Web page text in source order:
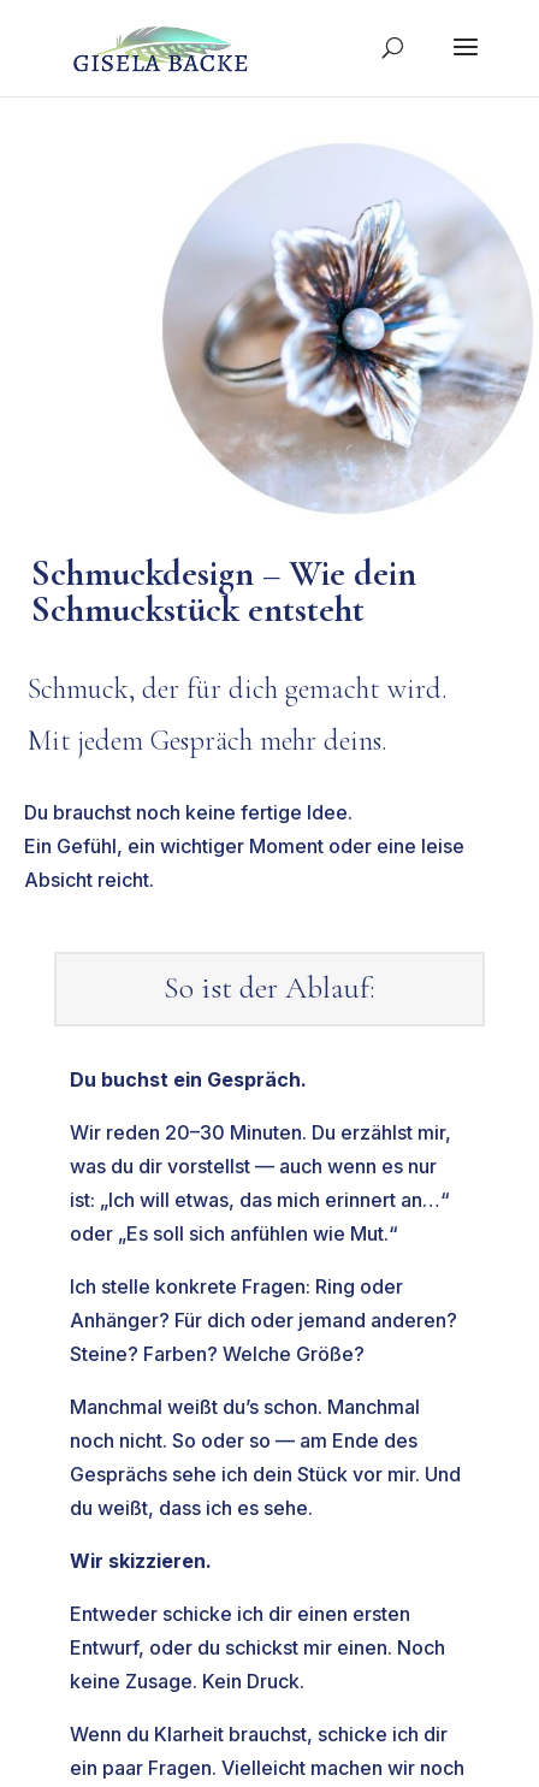
Schmuckdesign – Wie dein
Schmuckstück entsteht
Schmuck, der für dich gemacht wird.
Mit jedem Gespräch mehr deins.
Du brauchst noch keine fertige Idee.
Ein Gefühl, ein wichtiger Moment oder eine leise
Absicht reicht.
So ist der Ablauf:
Du buchst ein Gespräch.
Wir reden 20–30 Minuten. Du erzählst mir,
was du dir vorstellst — auch wenn es nur
ist: „Ich will etwas, das mich erinnert an…“
oder „Es soll sich anfühlen wie Mut.“
Ich stelle konkrete Fragen: Ring oder
Anhänger? Für dich oder jemand anderen?
Steine? Farben? Welche Größe?
Manchmal weißt du’s schon. Manchmal
noch nicht. So oder so — am Ende des
Gesprächs sehe ich dein Stück vor mir. Und
du weißt, dass ich es sehe.
Wir skizzieren.
Entweder schicke ich dir einen ersten
Entwurf, oder du schickst mir einen. Noch
keine Zusage. Kein Druck.
Wenn du Klarheit brauchst, schicke ich dir
ein paar Fragen. Vielleicht machen wir noch